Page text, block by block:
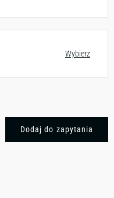
Wybierz
Dodaj do zapytania